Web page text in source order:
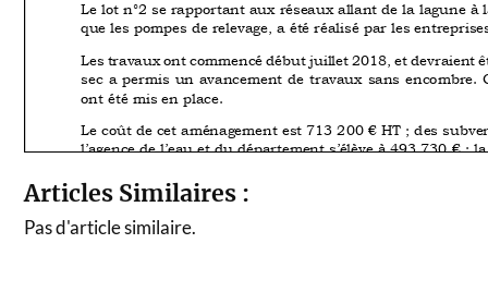
Articles Similaires :
Pas d'article similaire.